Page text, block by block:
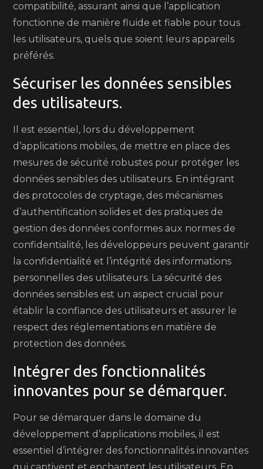
compatibilité, assurant ainsi que l’application
fonctionne de manière fluide et fiable pour tous
les utilisateurs, quels que soient leurs appareils
préférés.
Sécuriser les données sensibles
des utilisateurs.
Il est essentiel, lors du développement
d’applications mobiles, de mettre en place des
mesures de sécurité robustes pour protéger les
données sensibles des utilisateurs. En intégrant
des protocoles de cryptage, des mécanismes
d’authentification solides et des pratiques de
gestion des données conformes aux normes de
confidentialité, les développeurs peuvent garantir
la confidentialité et l’intégrité des informations
personnelles des utilisateurs. La sécurité des
données sensibles est un aspect crucial pour
établir la confiance des utilisateurs et assurer le
respect des réglementations en matière de
protection des données.
Intégrer des fonctionnalités
innovantes pour se démarquer.
Pour se démarquer dans le domaine du
développement d’applications mobiles, il est
essentiel d’intégrer des fonctionnalités innovantes